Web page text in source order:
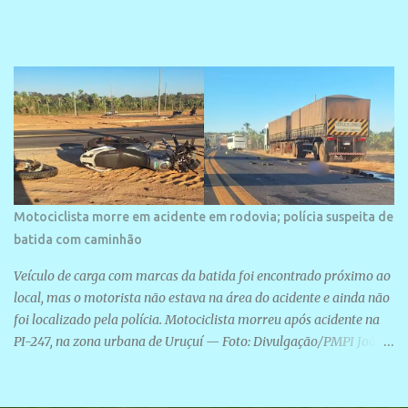
Motociclista morre em acidente em rodovia; polícia suspeita de
batida com caminhão
Veículo de carga com marcas da batida foi encontrado próximo ao
local, mas o motorista não estava na área do acidente e ainda não
foi localizado pela polícia. Motociclista morreu após acidente na
PI-247, na zona urbana de Uruçuí — Foto: Divulgação/PMPI João